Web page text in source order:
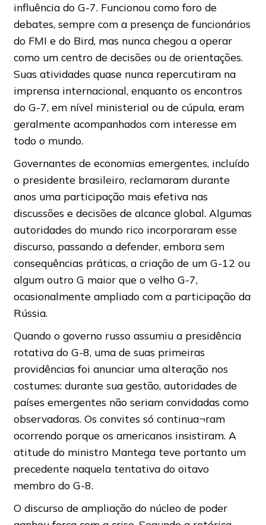
influência do G-7. Funcionou como foro de
debates, sempre com a presença de funcionários
do FMI e do Bird, mas nunca chegou a operar
como um centro de decisões ou de orientações.
Suas atividades quase nunca repercutiram na
imprensa internacional, enquanto os encontros
do G-7, em nível ministerial ou de cúpula, eram
geralmente acompanhados com interesse em
todo o mundo.
Governantes de economias emergentes, incluído
o presidente brasileiro, reclamaram durante
anos uma participação mais efetiva nas
discussões e decisões de alcance global. Algumas
autoridades do mundo rico incorporaram esse
discurso, passando a defender, embora sem
consequências práticas, a criação de um G-12 ou
algum outro G maior que o velho G-7,
ocasionalmente ampliado com a participação da
Rússia.
Quando o governo russo assumiu a presidência
rotativa do G-8, uma de suas primeiras
providências foi anunciar uma alteração nos
costumes: durante sua gestão, autoridades de
países emergentes não seriam convidadas como
observadoras. Os convites só continua¬ram
ocorrendo porque os americanos insistiram. A
atitude do ministro Mantega teve portanto um
precedente naquela tentativa do oitavo
membro do G-8.
O discurso de ampliação do núcleo de poder